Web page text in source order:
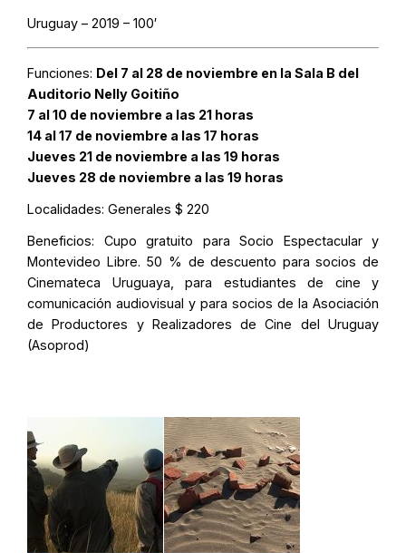
Uruguay – 2019 – 100′
Funciones: Del 7 al 28 de noviembre en la Sala B del
Auditorio Nelly Goitiño
7 al 10 de noviembre a las 21 horas
14 al 17 de noviembre a las 17 horas
Jueves 21 de noviembre a las 19 horas
Jueves 28 de noviembre a las 19 horas
Localidades: Generales $ 220
Beneficios: Cupo gratuito para Socio Espectacular y
Montevideo Libre. 50 % de descuento para socios de
Cinemateca Uruguaya, para estudiantes de cine y
comunicación audiovisual y para socios de la Asociación
de Productores y Realizadores de Cine del Uruguay
(Asoprod)